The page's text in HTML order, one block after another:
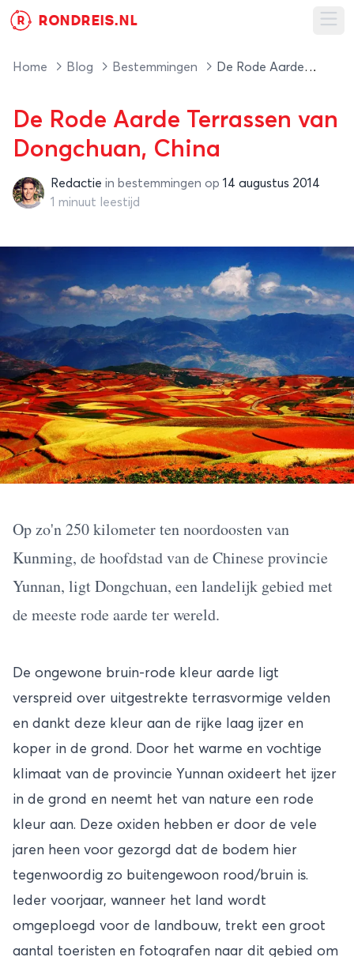
R RONDREIS.NL
Home Blog Bestemmingen De Rode Aarde Terrassen van Dongchuan, China
De Rode Aarde Terrassen van
Dongchuan, China
RedactieRedactie in bestemmingen op 14 augustus 2014
1 minuut leestijd
Op zo'n 250 kilometer ten noordoosten van
Kunming, de hoofdstad van de Chinese provincie
Yunnan, ligt Dongchuan, een landelijk gebied met
de meeste rode aarde ter wereld.
De ongewone bruin-rode kleur aarde ligt
verspreid over uitgestrekte terrasvormige velden
en dankt deze kleur aan de rijke laag ijzer en
koper in de grond. Door het warme en vochtige
klimaat van de provincie Yunnan oxideert het ijzer
in de grond en neemt het van nature een rode
kleur aan. Deze oxiden hebben er door de vele
jaren heen voor gezorgd dat de bodem hier
tegenwoordig zo buitengewoon rood/bruin is.
Ieder voorjaar, wanneer het land wordt
omgeploegd voor de landbouw, trekt een groot
aantal toeristen en fotografen naar dit gebied om